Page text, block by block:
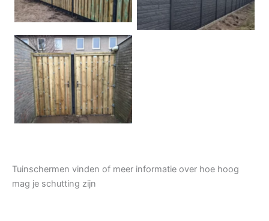
Tuindeur grenen
Tuinschermen vinden of meer informatie over hoe hoog
mag je schutting zijn